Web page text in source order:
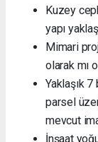
Kuzey
yapı
Mimari
olarak mı
Yaklaşık
parsel
mevcut
İnşaat